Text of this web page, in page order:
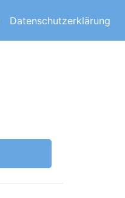
Datenschutzerklärung